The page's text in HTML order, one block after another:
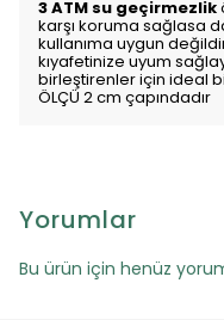
3 ATM su geçirmezlik
karşı koruma sağlasa
kullanıma uygun
kıyafetinize uyum
birleştirenler için ideal
ÖLÇÜ 2 cm çapındadır
Yorumlar
Bu ürün için henüz